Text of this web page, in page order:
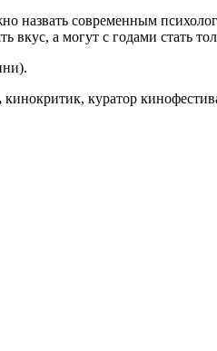
современным
а могут с годами стать
кинокритик, куратор